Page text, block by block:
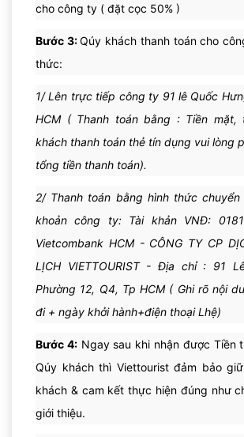
Quý khách Có thể lựa chọn các tour du
lịch địa phương tổ chức
Hoặc có thể ở lại
các tiện ích săn có
quan và chụp hình: đập
Marina Barrage,
(biểu tượng của đảo quốc Singapore)
sông, khánh thành ngày 15/09/1972…
cho công ty ( đặt cọc 50% )
Bước 3:Qúy khách thanh toán cho
thức:
1/ Lên trực tiếp công ty 91 lê Quốc
HCM ( Thanh toán bằng : Tiền mặt,
khách thanh toán thẻ tín dụng vui lòng
tổng tiền thanh toán).
2/ Thanh toán bằng hình thức
khoản công ty: Tài khản VNĐ:
Vietcombank HCM - CÔNG TY CP
LỊCH VIETTOURIST - Địa chỉ : 91
Phường 12, Q4, Tp HCM ( Ghi rõ nội
đi + ngày khởi hành+điện thoại Lhệ)
Bước 4:Ngay sau khi nhận được Tiền
Qúy khách thì Viettourist đảm bảo
khách & cam kết thực hiện đúng như
giới thiệu.